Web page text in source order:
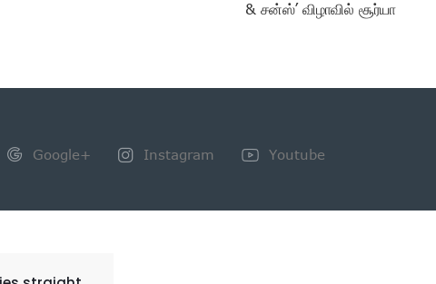
& சன்ஸ்’ விழாவில் சூர்யா
Google+ Instagram Youtube